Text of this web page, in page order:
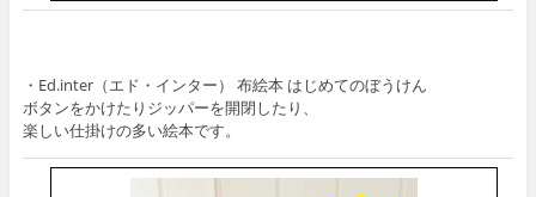
・Ed.inter（エド・インター） 布絵本 はじめてのぼうけん
ボタンをかけたりジッパーを開閉したり、
楽しい仕掛けの多い絵本です。